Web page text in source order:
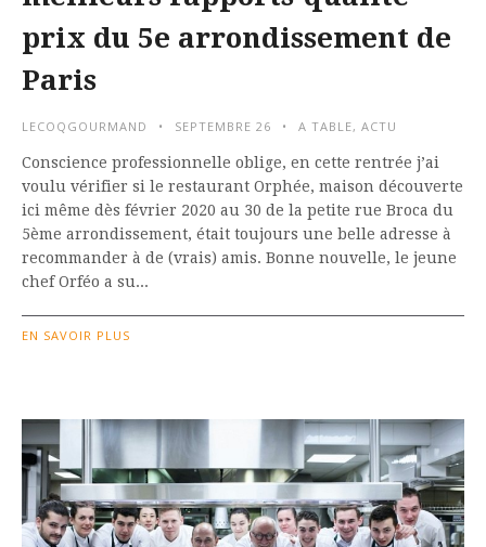
prix du 5e arrondissement de
Paris
LECOQGOURMAND SEPTEMBRE 26 A TABLE, ACTU
Conscience professionnelle oblige, en cette rentrée j’ai
voulu vérifier si le restaurant Orphée, maison découverte
ici même dès février 2020 au 30 de la petite rue Broca du
5ème arrondissement, était toujours une belle adresse à
recommander à de (vrais) amis. Bonne nouvelle, le jeune
chef Orféo a su...
EN SAVOIR PLUS